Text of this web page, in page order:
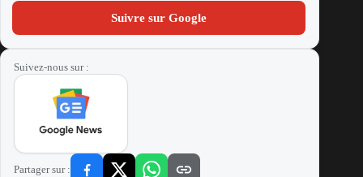
Suivre sur Google
Suivez-nous sur :
Partager sur :